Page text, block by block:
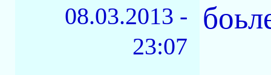
08.03.2013 -
23:07